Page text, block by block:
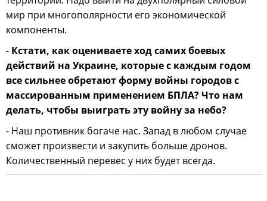
мир при многополярности его экономической
компоненты.
- Кстати, как оцениваете ход самих боевых
действий на Украине, которые с каждым годом
все сильнее обретают форму войны городов с
массированным применением БПЛА? Что нам
делать, чтобы выиграть эту войну за небо?
- Наш противник богаче нас. Запад в любом случае
сможет произвести и закупить больше дронов.
Количественный перевес у них будет всегда.